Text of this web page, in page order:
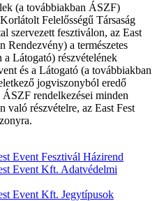
(a továbbiakban ÁSZF)
Felelősségű Társaság
szervezett fesztiválon, az East
Rendezvény) a természetes
Látogató) részvételének
és a Látogató (a továbbiakban
jogviszonyból eredő
ÁSZF rendelkezései minden
való részvételre, az East Fest
Event Fesztivál Házirend
Event Kft. Adatvédelmi
Event Kft. Jegytípusok